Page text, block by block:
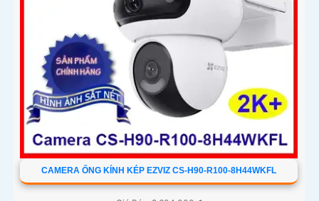
CAMERA ỐNG KÍNH KÉP EZVIZ CS-H90-R100-8H44WKFL